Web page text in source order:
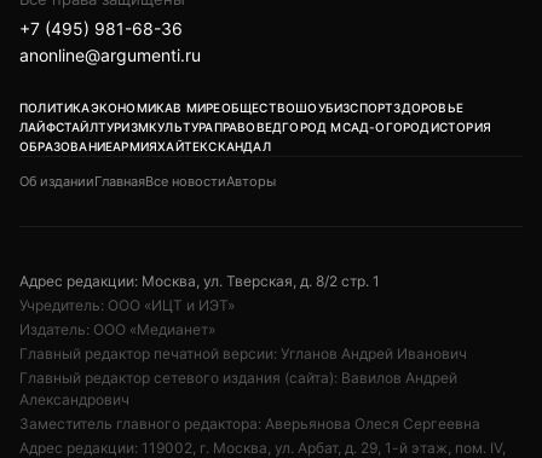
+7 (495) 981-68-36
anonline@argumenti.ru
ПОЛИТИКАЭКОНОМИКАВ МИРЕОБЩЕСТВОШОУБИЗСПОРТЗДОРОВЬЕ
ЛАЙФСТАЙЛТУРИЗМКУЛЬТУРАПРАВОВЕДГОРОД МСАД-ОГОРОДИСТОРИЯ
ОБРАЗОВАНИЕАРМИЯХАЙТЕКСКАНДАЛ
Об изданииГлавнаяВсе новостиАвторы
Адрес редакции: Москва, ул. Тверская, д. 8/2 стр. 1
Учредитель: ООО «ИЦТ и ИЭТ»
Издатель: ООО «Медианет»
Главный редактор печатной версии: Угланов Андрей Иванович
Главный редактор сетевого издания (сайта): Вавилов Андрей
Александрович
Заместитель главного редактора: Аверьянова Олеся Сергеевна
Адрес редакции: 119002, г. Москва, ул. Арбат, д. 29, 1-й этаж, пом. IV,